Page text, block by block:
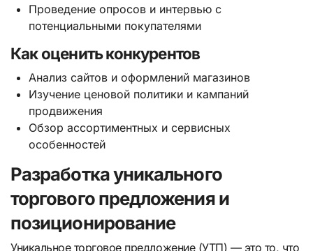
Проведение опросов и интервью с
потенциальными покупателями
Как оценить конкурентов
Анализ сайтов и оформлений магазинов
Изучение ценовой политики и кампаний
продвижения
Обзор ассортиментных и сервисных
особенностей
Разработка уникального
торгового предложения и
позиционирование
Уникальное торговое предложение (УТП) — это то, что